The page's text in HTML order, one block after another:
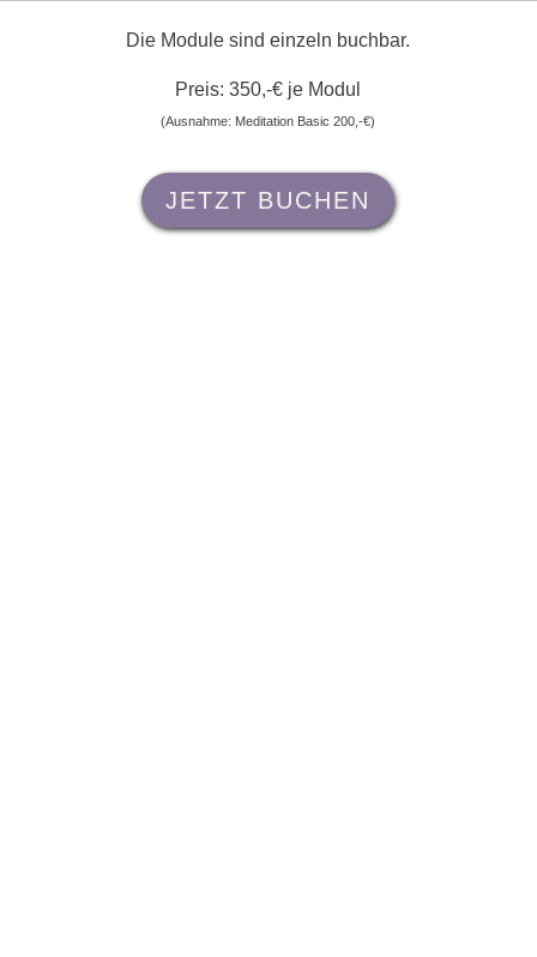
Die Module sind einzeln buchbar.
Preis: 350,-€ je Modul
(Ausnahme: Meditation Basic 200,-€)
JETZT BUCHEN